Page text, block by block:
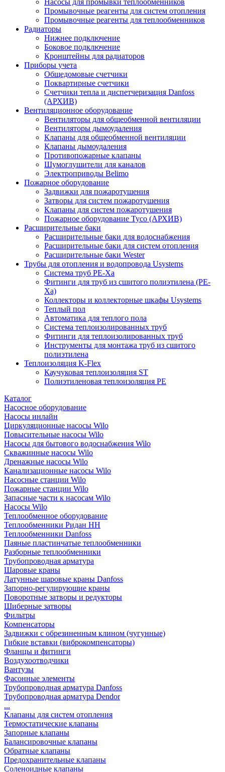
Насосы для промывки теплообменников
Промывочные реагенты для систем отопления
Промывочные реагенты для теплообменников
Радиаторы
Нижнее подключение
Боковое подключение
Кронштейны для радиаторов
Приборы учета
Общедомовые счетчики
Поквартирные счетчики
Счетчики тепла и диспетчеризация Danfoss
(АРХИВ)
Вентиляционное оборудование
Вентиляторы для общеобменной вентиляции
Вентиляторы дымоудаления
Клапаны для общеобменной вентиляции
Клапаны дымоудаления
Противопожарные клапаны
Шумоглушители для каналов
Электроприводы Belimo
Пожарное оборудование
Задвижки для пожаротушения
Затворы для систем пожаротушения
Клапаны для систем пожаротушения
Пожарное оборудование Tyco (АРХИВ)
Расширительные баки
Расширительные баки для водоснабжения
Расширительные баки для систем отопления
Расширительные баки Wester
Трубы для отопления и водопровода Usystems
Система труб PE-Xa
Фитинги для труб из сшитого полиэтилена (PE-
Xa)
Коллекторы и коллекторные шкафы Usystems
Теплый пол
Автоматика для теплого пола
Система теплоизолированных труб
Фитинги для теплоизолированных труб
Инструменты для монтажа труб из сшитого
полиэтилена
Теплоизоляция K-Flex
Каучуковая теплоизоляция ST
Полиэтиленовая теплоизоляция PE
Каталог
Насосное оборудование
Насосы инлайн
Циркуляционные насосы Wilo
Повысительные насосы Wilo
Насосы для бытового водоснабжения Wilo
Скважинные насосы Wilo
Дренажные насосы Wilo
Канализационные насосы Wilo
Насосные станции Wilo
Пожарные станции Wilo
Запасные части к насосам Wilo
Насосы Wilo
Теплообменное оборудование
Теплообменники Ридан НН
Теплообменники Danfoss
Паяные пластинчатые теплообменники
Разборные теплообменники
Трубопроводная арматура
Шаровые краны
Латунные шаровые краны Danfoss
Запорно-регулирующие краны
Поворотные затворы и редукторы
Шиберные затворы
Фильтры
Компенсаторы
Задвижки с обрезиненным клином (чугунные)
Гибкие вставки (виброкомпенсаторы)
Фланцы и фитинги
Воздухоотводчики
Вантузы
Фасонные элементы
Трубопроводная арматура Danfoss
Трубопроводная арматура Dendor
...
Клапаны для систем отопления
Термостатические клапаны
Запорные клапаны
Балансировочные клапаны
Обратные клапаны
Предохранительные клапаны
Соленоидные клапаны